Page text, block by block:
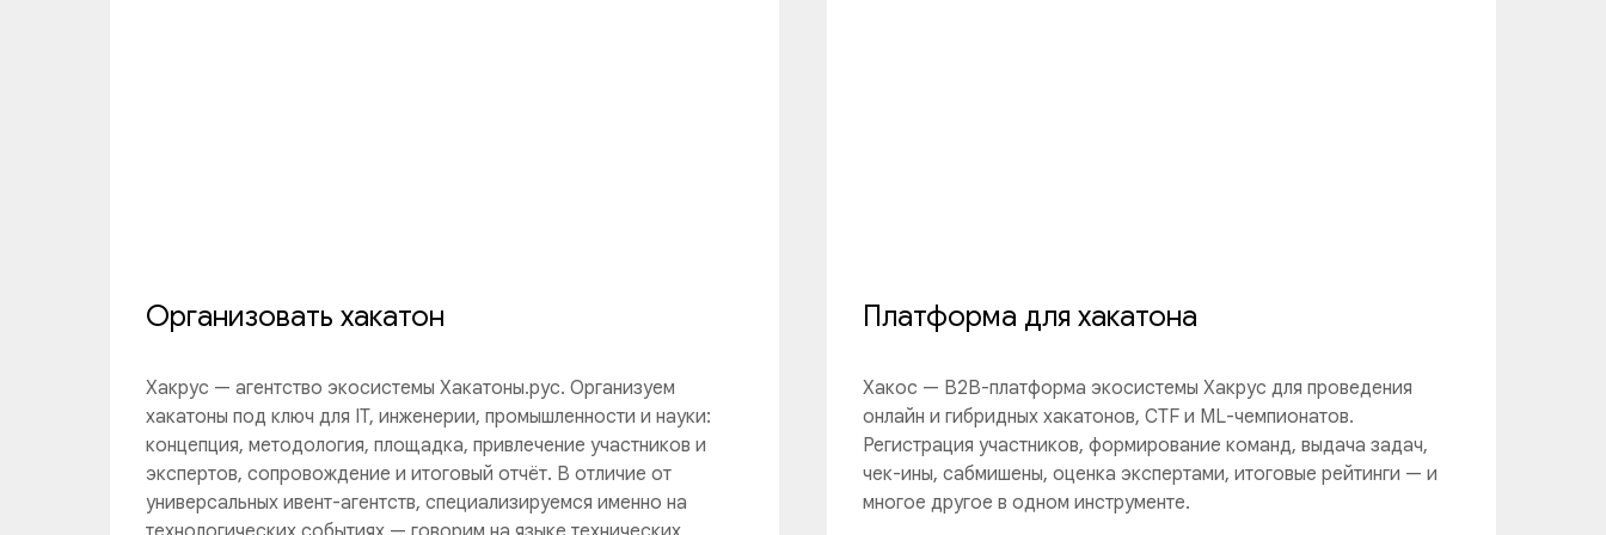
Организовать хакатон
Хакрус — агентство экосистемы Хакатоны.рус. Организуем
хакатоны под ключ для IT, инженерии, промышленности и науки:
концепция, методология, площадка, привлечение участников и
экспертов, сопровождение и итоговый отчёт. В отличие от
универсальных ивент-агентств, специализируемся именно на
Платформа для хакатона
Хакос — B2B-платформа экосистемы Хакрус для проведения
онлайн и гибридных хакатонов, CTF и ML-чемпионатов.
Регистрация участников, формирование команд, выдача задач,
чек-ины, сабмишены, оценка экспертами, итоговые рейтинги — и
многое другое в одном инструменте.